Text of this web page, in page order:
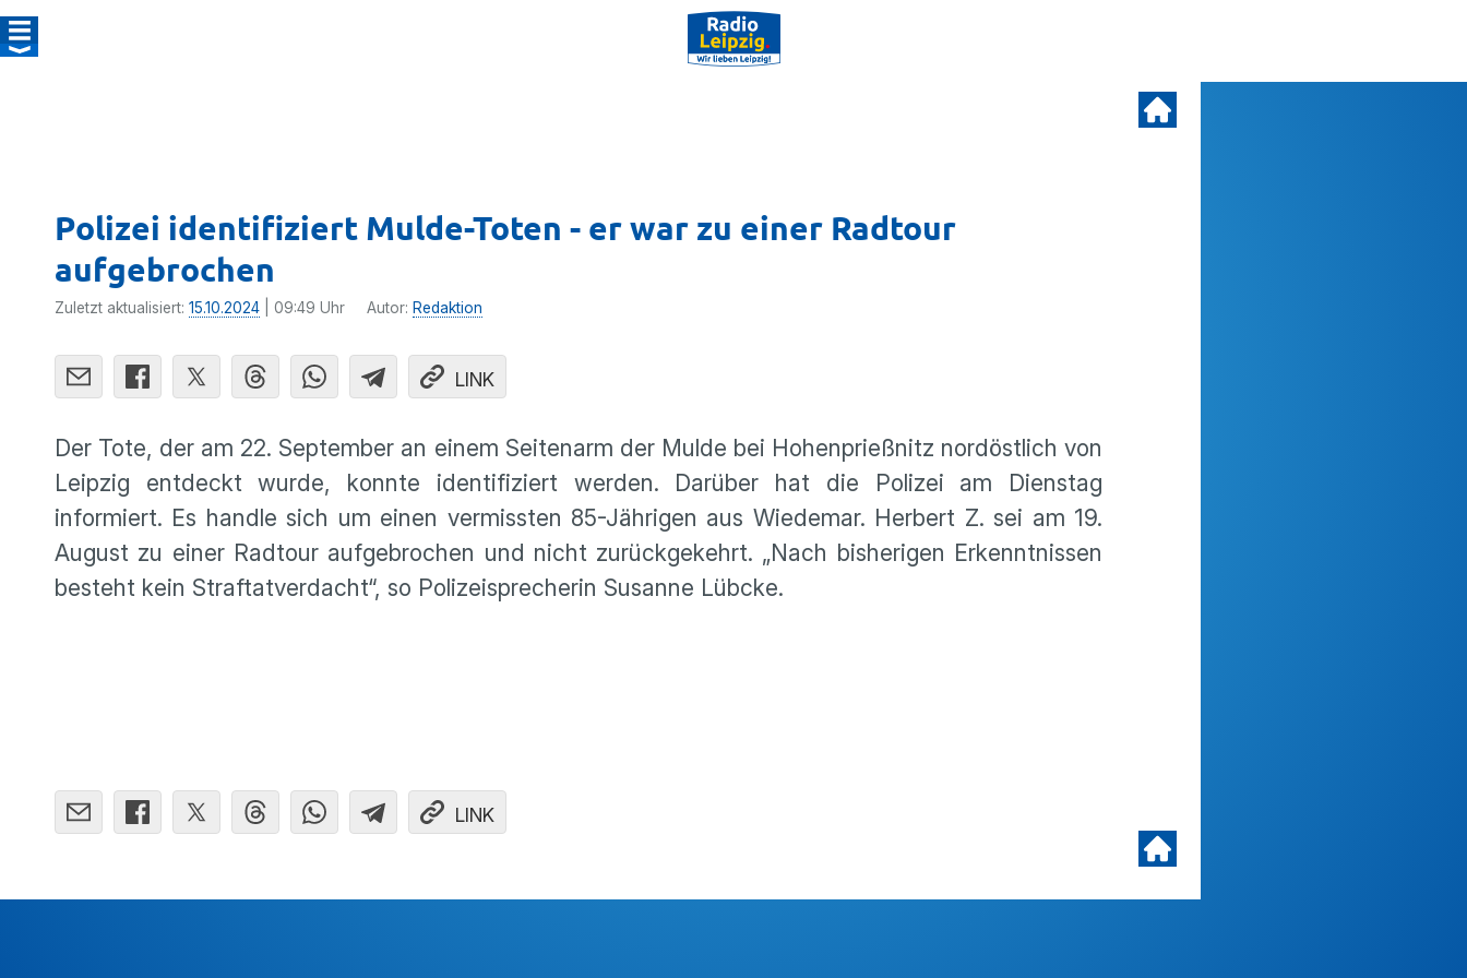
Polizei identifiziert Mulde-Toten - er war zu einer Radtour
aufgebrochen
Zuletzt aktualisiert: 15.10.2024 | 09:49 Uhr Autor: Redaktion
LINK
Der Tote, der am 22. September an einem Seitenarm der Mulde bei Hohenprießnitz nordöstlich von
Leipzig entdeckt wurde, konnte identifiziert werden. Darüber hat die Polizei am Dienstag
informiert. Es handle sich um einen vermissten 85-Jährigen aus Wiedemar. Herbert Z. sei am 19.
August zu einer Radtour aufgebrochen und nicht zurückgekehrt. „Nach bisherigen Erkenntnissen
besteht kein Straftatverdacht“, so Polizeisprecherin Susanne Lübcke.
LINK